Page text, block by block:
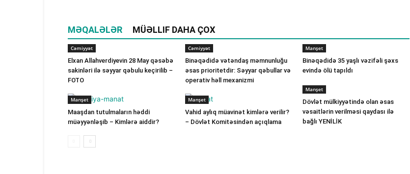
MƏQALƏLƏR MÜƏLLIF DAHA ÇOX
Cəmiyyət
Elxan Allahverdiyevin 28 May qəsəbə
sakinləri ilə səyyar qəbulu keçirilib –
FOTO
Cəmiyyət
Binəqədidə vətəndaş məmnunluğu
əsas prioritetdir: Səyyar qəbullar və
operativ həll mexanizmi
Manşet
Binəqədidə 35 yaşlı vəzifəli şəxs
evində ölü tapıldı
Manşet
Maaşdan tutulmaların həddi
müəyyənləşib – Kimlərə aiddir?
Manşet
Vahid aylıq müavinət kimlərə verilir?
– Dövlət Komitəsindən açıqlama
Manşet
Dövlət mülkiyyətində olan əsas
vəsaitlərin verilməsi qaydası ilə
bağlı YENİLİK